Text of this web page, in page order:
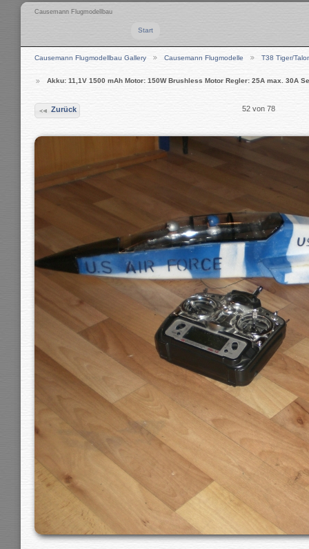
Causemann Flugmodellbau
Start
Causemann Flugmodellbau Gallery Causemann Flugmodelle T38 Tiger/
Akku: 11,1V 1500 mAh Motor: 150W Brushless Motor Regler: 25A max. 30A
Zurück 52 von 78